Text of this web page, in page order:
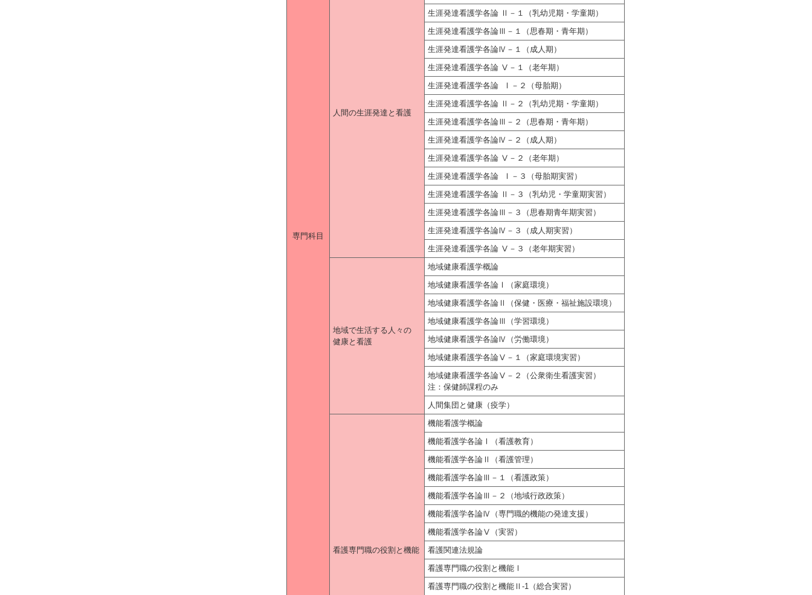
専門科目
人間の生涯発達と看護
生涯発達看護学各論 Ⅱ－１（乳幼児期・学童期）
生涯発達看護学各論Ⅲ－１（思春期・青年期）
生涯発達看護学各論Ⅳ－１（成人期）
生涯発達看護学各論 Ⅴ－１（老年期）
生涯発達看護学各論 Ⅰ－２（母胎期）
生涯発達看護学各論 Ⅱ－２（乳幼児期・学童期）
生涯発達看護学各論Ⅲ－２（思春期・青年期）
生涯発達看護学各論Ⅳ－２（成人期）
生涯発達看護学各論 Ⅴ－２（老年期）
生涯発達看護学各論 Ⅰ－３（母胎期実習）
生涯発達看護学各論 Ⅱ－３（乳幼児・学童期実習）
生涯発達看護学各論Ⅲ－３（思春期青年期実習）
生涯発達看護学各論Ⅳ－３（成人期実習）
生涯発達看護学各論 Ⅴ－３（老年期実習）
地域で生活する人々の
健康と看護
地域健康看護学概論
地域健康看護学各論Ⅰ（家庭環境）
地域健康看護学各論Ⅱ（保健・医療・福祉施設環境）
地域健康看護学各論Ⅲ（学習環境）
地域健康看護学各論Ⅳ（労働環境）
地域健康看護学各論Ⅴ－１（家庭環境実習）
地域健康看護学各論Ⅴ－２（公衆衛生看護実習）
注：保健師課程のみ
人間集団と健康（疫学）
看護専門職の役割と機能
機能看護学概論
機能看護学各論Ⅰ（看護教育）
機能看護学各論Ⅱ（看護管理）
機能看護学各論Ⅲ－１（看護政策）
機能看護学各論Ⅲ－２（地域行政政策）
機能看護学各論Ⅳ（専門職的機能の発達支援）
機能看護学各論Ⅴ（実習）
看護関連法規論
看護専門職の役割と機能Ⅰ
看護専門職の役割と機能Ⅱ-1（総合実習）